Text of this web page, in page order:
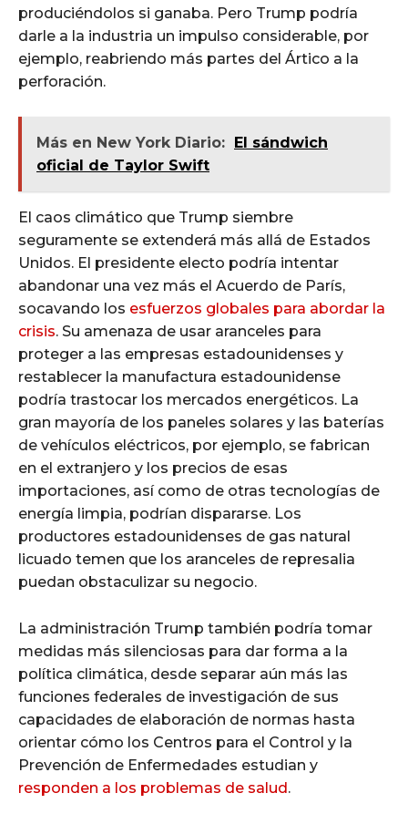
produciéndolos si ganaba. Pero Trump podría
darle a la industria un impulso considerable, por
ejemplo, reabriendo más partes del Ártico a la
perforación.
Más en New York Diario: El sándwich
oficial de Taylor Swift
El caos climático que Trump siembre
seguramente se extenderá más allá de Estados
Unidos. El presidente electo podría intentar
abandonar una vez más el Acuerdo de París,
socavando los esfuerzos globales para abordar la
crisis. Su amenaza de usar aranceles para
proteger a las empresas estadounidenses y
restablecer la manufactura estadounidense
podría trastocar los mercados energéticos. La
gran mayoría de los paneles solares y las baterías
de vehículos eléctricos, por ejemplo, se fabrican
en el extranjero y los precios de esas
importaciones, así como de otras tecnologías de
energía limpia, podrían dispararse. Los
productores estadounidenses de gas natural
licuado temen que los aranceles de represalia
puedan obstaculizar su negocio.
La administración Trump también podría tomar
medidas más silenciosas para dar forma a la
política climática, desde separar aún más las
funciones federales de investigación de sus
capacidades de elaboración de normas hasta
orientar cómo los Centros para el Control y la
Prevención de Enfermedades estudian y
responden a los problemas de salud.